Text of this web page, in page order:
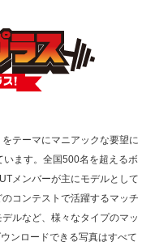
組「ONE MORNING」
テーマにマニアックな要望に
ます。全国500名を超えるボ
メンバーが主にモデルとして
コンテストで活躍するマッチ
ルなど、様々なタイプのマッ
ンロードできる写真はすべて